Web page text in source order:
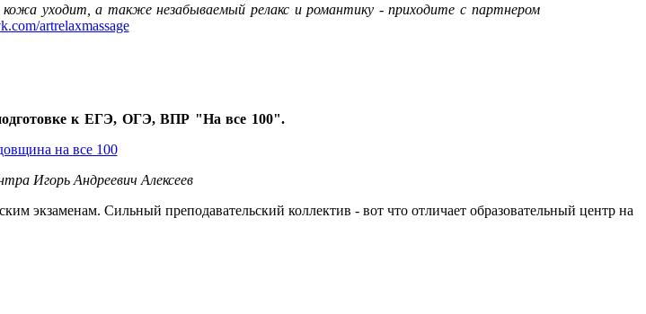
уходит, а также незабываемый релакс и романтику - приходите с партнером
artrelaxmassage
подготовке к ЕГЭ, ОГЭ, ВПР "На все 100".
Игорь Андреевич Алексеев
экзаменам. Сильный преподавательский коллектив - вот что отличает образовательный центр на